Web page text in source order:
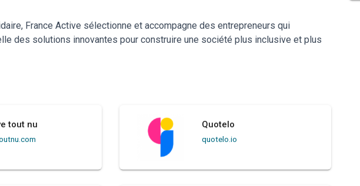
France Active sélectionne et accompagne des entrepreneurs qui
des solutions innovantes pour construire une société plus inclusive et plus
tout nu Quotelo
quotelo.io